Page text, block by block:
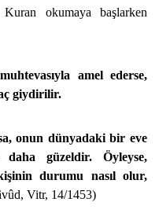
Kuran okuma­ya başlarken
amel ederse,
giydirilir.
onun dünyadaki bir eve
daha güzeldir. Öyleyse,
durumu nasıl olur,
Vitr, 14/1453)